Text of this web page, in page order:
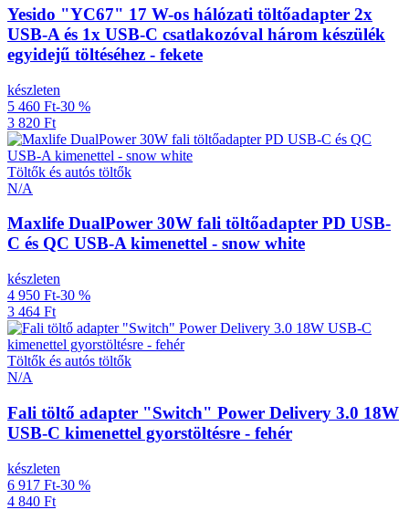
Yesido "YC67" 17 W-os hálózati töltőadapter 2x
USB-A és 1x USB-C csatlakozóval három készülék
egyidejű töltéséhez - fekete
készleten
5 460 Ft-30 %
3 820 Ft
Töltők és autós töltők
N/A
Maxlife DualPower 30W fali töltőadapter PD USB-
C és QC USB-A kimenettel - snow white
készleten
4 950 Ft-30 %
3 464 Ft
Töltők és autós töltők
N/A
Fali töltő adapter "Switch" Power Delivery 3.0 18W
USB-C kimenettel gyorstöltésre - fehér
készleten
6 917 Ft-30 %
4 840 Ft